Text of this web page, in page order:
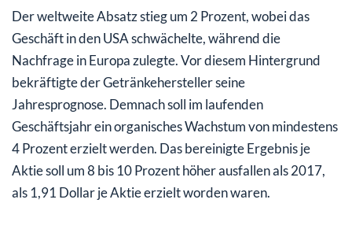
Der weltweite Absatz stieg um 2 Prozent, wobei das
Geschäft in den USA schwächelte, während die
Nachfrage in Europa zulegte. Vor diesem Hintergrund
bekräftigte der Getränkehersteller seine
Jahresprognose. Demnach soll im laufenden
Geschäftsjahr ein organisches Wachstum von mindestens
4 Prozent erzielt werden. Das bereinigte Ergebnis je
Aktie soll um 8 bis 10 Prozent höher ausfallen als 2017,
als 1,91 Dollar je Aktie erzielt worden waren.